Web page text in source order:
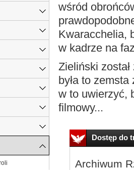
wśród
Kwaracchelia,
w kadrze na
Zieliński
była to
w to uwierzyć,
filmowy...
Dostęp do
Archiwum